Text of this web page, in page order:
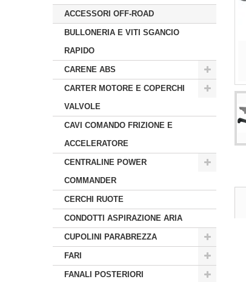
ACCESSORI OFF-ROAD
BULLONERIA E VITI SGANCIO
RAPIDO
CARENE ABS
CARTER MOTORE E COPERCHI
VALVOLE
CAVI COMANDO FRIZIONE E
ACCELERATORE
CENTRALINE POWER
COMMANDER
CERCHI RUOTE
CONDOTTI ASPIRAZIONE ARIA
CUPOLINI PARABREZZA
FARI
FANALI POSTERIORI